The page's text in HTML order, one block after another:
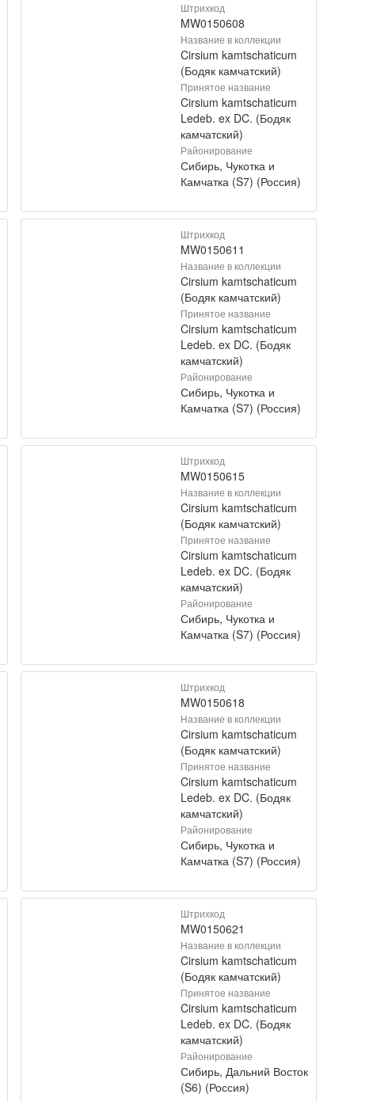
Штрихкод
MW0150608
Название в коллекции
Cirsium kamtschaticum
(Бодяк камчатский)
Принятое название
Cirsium kamtschaticum
Ledeb. ex DC. (Бодяк
камчатский)
Районирование
Сибирь, Чукотка и
Камчатка (S7) (Россия)
Штрихкод
MW0150611
Название в коллекции
Cirsium kamtschaticum
(Бодяк камчатский)
Принятое название
Cirsium kamtschaticum
Ledeb. ex DC. (Бодяк
камчатский)
Районирование
Сибирь, Чукотка и
Камчатка (S7) (Россия)
Штрихкод
MW0150615
Название в коллекции
Cirsium kamtschaticum
(Бодяк камчатский)
Принятое название
Cirsium kamtschaticum
Ledeb. ex DC. (Бодяк
камчатский)
Районирование
Сибирь, Чукотка и
Камчатка (S7) (Россия)
Штрихкод
MW0150618
Название в коллекции
Cirsium kamtschaticum
(Бодяк камчатский)
Принятое название
Cirsium kamtschaticum
Ledeb. ex DC. (Бодяк
камчатский)
Районирование
Сибирь, Чукотка и
Камчатка (S7) (Россия)
Штрихкод
MW0150621
Название в коллекции
Cirsium kamtschaticum
(Бодяк камчатский)
Принятое название
Cirsium kamtschaticum
Ledeb. ex DC. (Бодяк
камчатский)
Районирование
Сибирь, Дальний Восток
(S6) (Россия)